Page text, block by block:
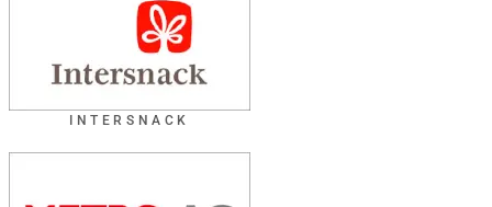
INTERSNACK